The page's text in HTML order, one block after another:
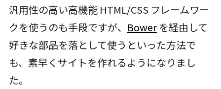
汎用性の高い高機能 HTML/CSS フレームワー
クを使うのも手段ですが、 Bowerを経由して
好きな部品を落として使うといった方法で
も、素早くサイトを作れるようになりまし
た。